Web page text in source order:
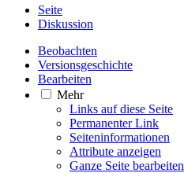
Seite
Diskussion
Beobachten
Versionsgeschichte
Bearbeiten
Mehr
Links auf diese Seite
Permanenter Link
Seiten­­informationen
Attribute anzeigen
Ganze Seite bearbeiten